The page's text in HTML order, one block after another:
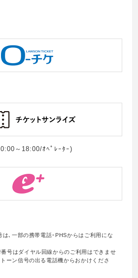
～18:00/ｵﾍﾟﾚｰﾀｰ)
､一部の携帯電話･PHSからはご利用にな
号はダイヤル回線からのご利用はできませ
ーン信号の出る電話機からおかけくださ